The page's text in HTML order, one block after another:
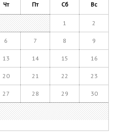
Чт Пт Сб Вс
1 2
6 7 8 9
13 14 15 16
20 21 22 23
27 28 29 30